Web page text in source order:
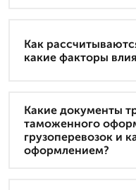
Как
какие факторы
Какие документы
таможенного
грузоперевозок и
оформлением?